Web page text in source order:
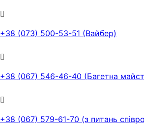
+38 (073) 500-53-51 (Вайбер)
+38 (067) 546-46-40 (Багетна
+38 (067) 579-61-70 (з питань